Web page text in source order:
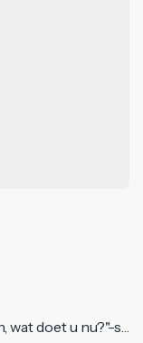
Flodder met Tatjana Šimić